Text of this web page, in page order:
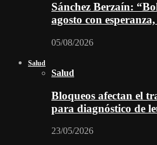
Sánchez Berzaín:
agosto con
05/08/2026
Salud
Salud
Bloqueos afectan el
para diagnóstico de
23/05/2026